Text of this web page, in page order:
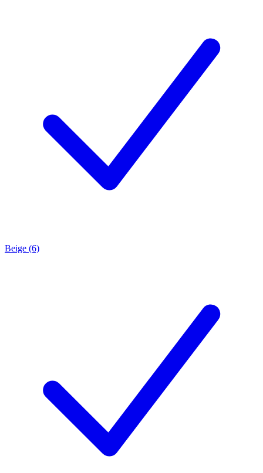
Beige (6)